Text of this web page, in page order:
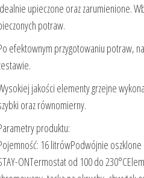
upieczone oraz zarumienione.
potraw.
efektownym przygotowaniu potraw,
jakości elementy grzejne
oraz równomierny.
produktu:
16 litrówPodwójnie
ONTermostat od 100 do